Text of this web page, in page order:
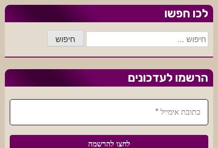
שלי?
לכו חפשו
חיפוש:
הרשמו לעדכונים